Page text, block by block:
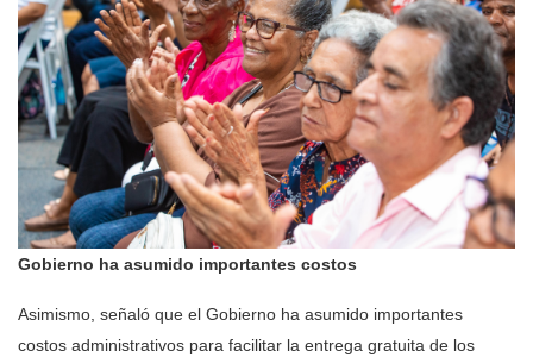
Gobierno ha asumido importantes costos
Asimismo, señaló que el Gobierno ha asumido importantes
costos administrativos para facilitar la entrega gratuita de los